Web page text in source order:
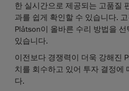
한 실시간으로 제공되는 고품질
과를 쉽게 확인할 수 있습니다.
Plåtson이 올바른 수리 방법을
있습니다.
이전보다 경쟁력이 더욱 강해진
치를 회수하고 있어 투자 결정에
다.